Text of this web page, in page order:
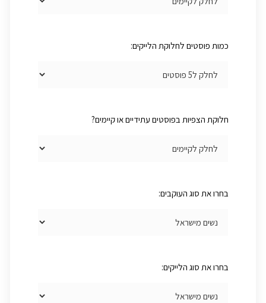
כמות פוסטים לחלוקת הלייקים:
חלוקת הצפיות בפוסטים עתידיים או קיימים?
בחרו את סוג העוקבים:
בחרו את סוג הלייקים: